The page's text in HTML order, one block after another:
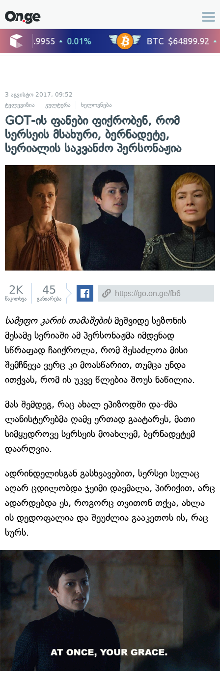
3 აგვისტო 2017, 09:52
ტელევიზია
კულტურა ხელოვნება
GOT-ის ფანები ფიქრობენ, რომ
სერსეის მსახური, ბერნადეტე,
სერიალის საკვანძო პერსონაჟია
2K
წაკითხვა
45
გაზიარება
სამეფო კარის თამაშებისმეშვიდე სეზონის
მესამე სერიაში ამ პერსონაჟმა იმდენად
სწრაფად ჩაიქროლა, რომ შესაძლოა მისი
შემჩნევა ვერც კი მოასწარით, თუმცა უნდა
ითქვას, რომ ის უკვე წლებია შოუს ნაწილია.
მას შემდეგ, რაც ახალ ეპიზოდში და-ძმა
ლანისტერებმა ღამე ერთად გაატარეს, მათი
სიმყუდროვე სერსეის მოახლემ, ბერნადეტემ
დაარღვია.
ადრინდელისგან გასხვავებით, სერსეი სულაც
აღარ ცდილობდა ჯეიმი დაემალა, პირიქით, არც
ადარდებდა ეს, როგორც თვითონ თქვა, ახლა
ის დედოფალია და შეუძლია გააკეთოს ის, რაც
სურს.